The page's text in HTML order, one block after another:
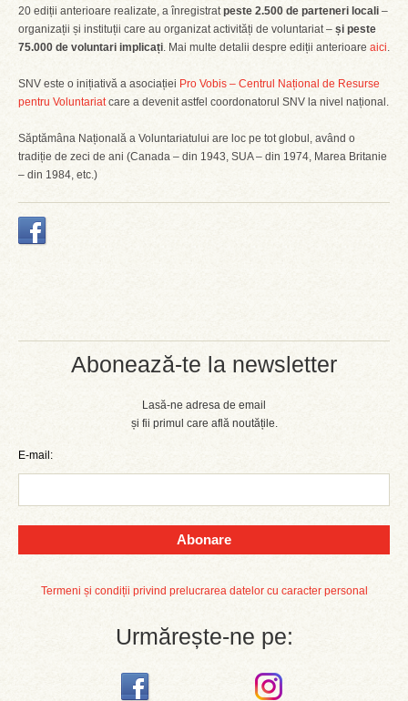
Abonează-te la newsletter
Lasă-ne adresa de email
și fii primul care află noutățile.
E-mail:
Abonare
Termeni și condiții privind prelucrarea datelor cu caracter personal
Urmărește-ne pe:
20 ediții anterioare realizate, a înregistratpeste 2.500 de parteneri locali –
organizații și instituții care au organizat activități de voluntariat – și peste
75.000 de voluntari implicați. Mai multe detalii despre ediții anterioare aici.
SNV este o inițiativă a asociației Pro Vobis – Centrul Național de Resurse
pentru Voluntariatcare a devenit astfel coordonatorul SNV la nivel național.
Săptămâna Națională a Voluntariatului are loc pe tot globul, având o
tradiție de zeci de ani (Canada – din 1943, SUA – din 1974, Marea Britanie
– din 1984, etc.)